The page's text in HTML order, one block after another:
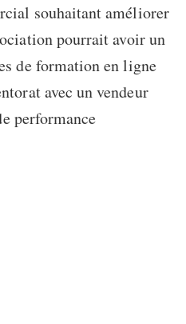
souhaitant améliorer
pourrait avoir un
de formation en ligne
avec un vendeur
performance